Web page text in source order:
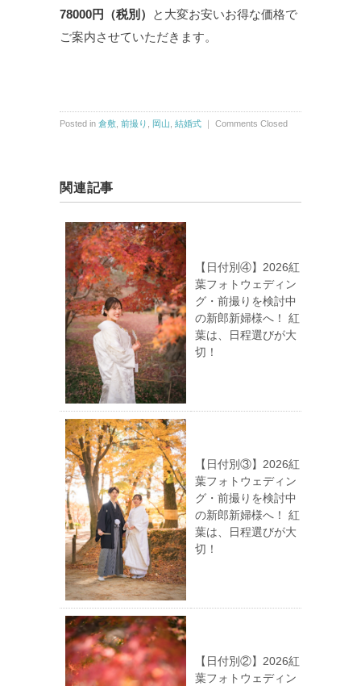
78000円（税別）
と大変お安いお得な価格で
ご案内させていただきます。
Posted in 倉敷, 前撮り , 岡山, 結婚式 Comments Closed
関連記事
【日付別④】2026紅
葉フォトウェディン
グ・前撮りを検討中
の新郎新婦様へ！ 紅
葉は、日程選びが大
切！
【日付別③】2026紅
葉フォトウェディン
グ・前撮りを検討中
の新郎新婦様へ！ 紅
葉は、日程選びが大
切！
【日付別②】2026紅
葉フォトウェディン